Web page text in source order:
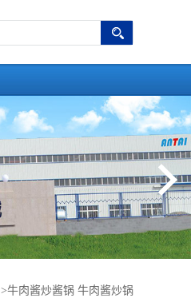
>牛肉酱炒酱锅 牛肉酱炒锅